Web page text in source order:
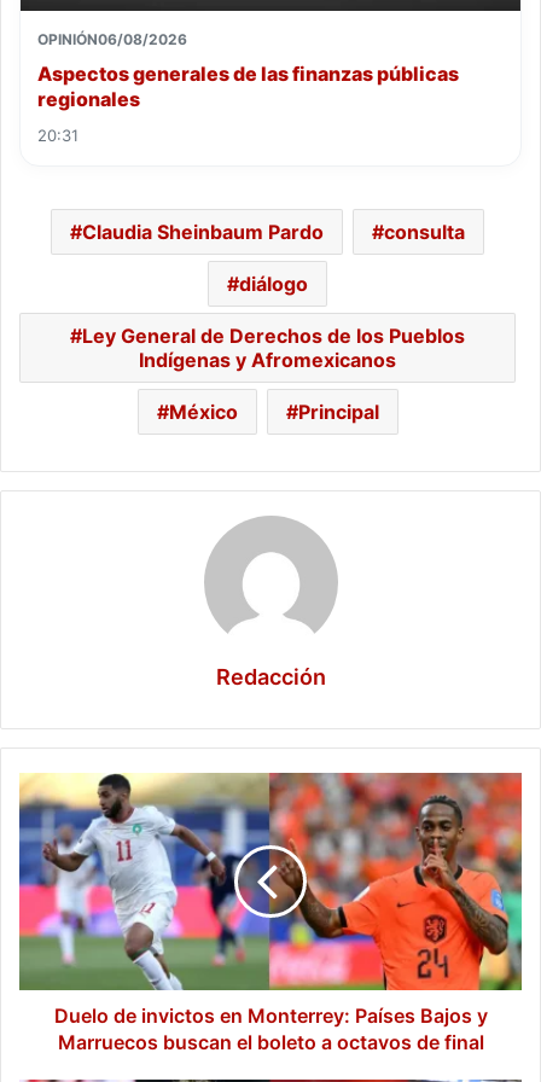
OPINIÓN06/08/2026
Aspectos generales de las finanzas públicas
regionales
20:31
Claudia Sheinbaum Pardo consulta
diálogo
Ley General de Derechos de los Pueblos
Indígenas y Afromexicanos
México Principal
Redacción
Duelo
de
invictos
en
Monterrey:
Países
Bajos
Marruecos
buscanDuelo de invictos en Monterrey: Países Bajos y
Marruecos buscan el boleto a octavos de final